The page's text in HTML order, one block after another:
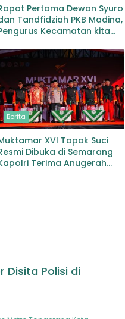
Pertama Dewan Syuro
Tandfidziah PKB Madina,
Kecamatan kita
Berita
XVI Tapak Suci
Dibuka di Semarang
Terima Anugerah
Disita Polisi di